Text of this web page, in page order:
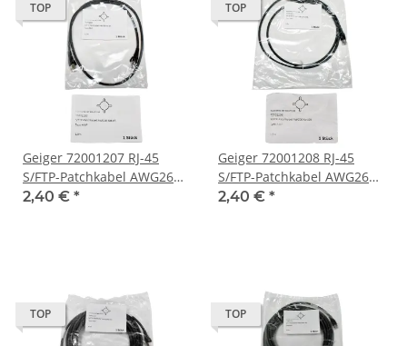
TOP
Geiger 72001207 RJ-45
S/FTP-Patchkabel AWG26
Kat.6A Tyco AMP 1m
2,40 € *
TOP
Geiger 72001208 RJ-45
S/FTP-Patchkabel AWG26
Kat.6A Tyco AMP 1,5m
2,40 € *
TOP TOP